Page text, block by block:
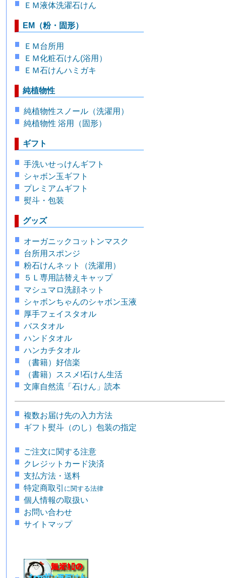
ＥＭ液体洗濯石けん
EM（粉・固形）
ＥＭ台所用
ＥＭ化粧石けん(浴用）
ＥＭ石けんハミガキ
純植物性
純植物性スノール（洗濯用）
純植物性 浴用（固形）
ギフト
手洗いせっけんギフト
シャボン玉ギフト
プレミアムギフト
熨斗・包装
グッズ
オーガニックコットンマスク
台所用スポンジ
粉石けんネット（洗濯用）
５Ｌ専用詰替えキャップ
マシュマロ洗顔ネット
シャボンちゃんのシャボン玉液
厚手フェイスタオル
バスタオル
ハンドタオル
ハンカチタオル
（書籍）好信楽
（書籍）ススメ!石けん生活
文庫自然流「石けん」読本
複数お届け先の入力方法
ギフト熨斗（のし）包装の指定
ご注文に関する注意
クレジットカード決済
支払方法・送料
特定商取引 に関する法律
個人情報の取扱い
お問い合わせ
サイトマップ